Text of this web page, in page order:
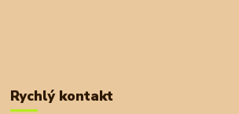
Rychlý kontakt